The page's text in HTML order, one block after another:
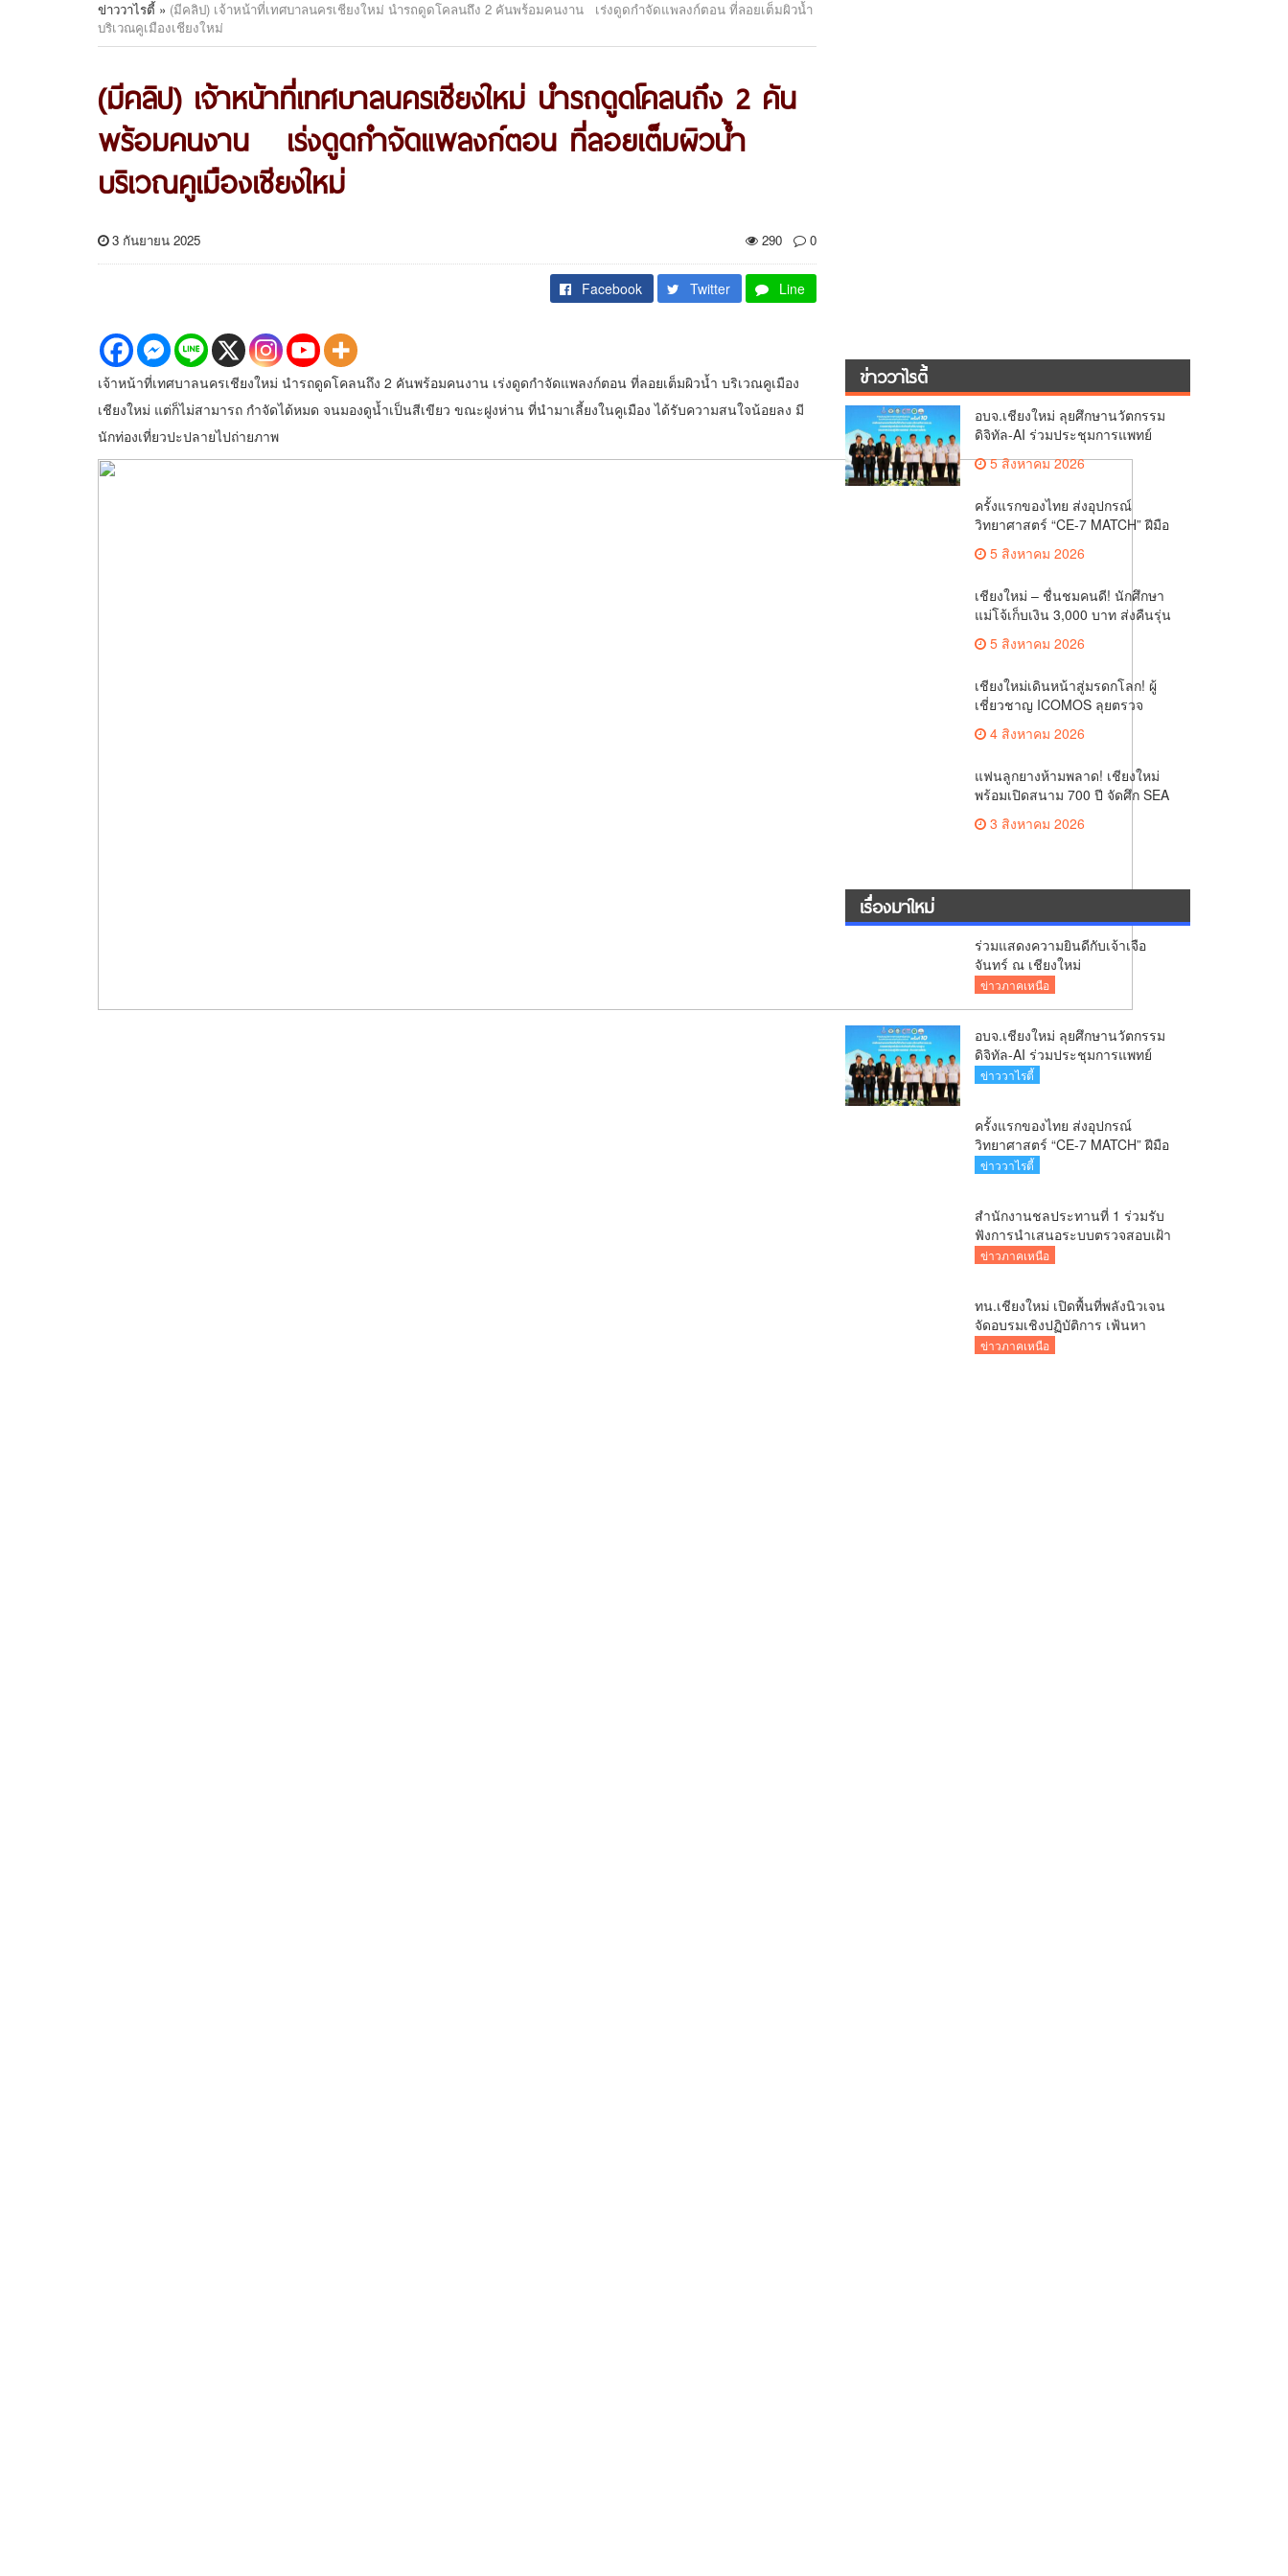
ข่าววาไรตี้ » (มีคลิป) เจ้าหน้าที่เทศบาลนครเชียงใหม่ นำรถดูดโคลนถึง 2 คันพร้อมคนงาน เร่งดูดกำจัดแพลงก์ตอน ที่ลอยเต็มผิวน้ำ
บริเวณคูเมืองเชียงใหม่
(มีคลิป) เจ้าหน้าที่เทศบาลนครเชียงใหม่ นำรถดูดโคลนถึง 2 คัน
พร้อมคนงาน เร่งดูดกำจัดแพลงก์ตอน ที่ลอยเต็มผิวน้ำ
บริเวณคูเมืองเชียงใหม่
3 กันยายน 2025 290 0
Facebook Twitter Line
เจ้าหน้าที่เทศบาลนครเชียงใหม่ นำรถดูดโคลนถึง 2 คันพร้อมคนงาน เร่งดูดกำจัดแพลงก์ตอน ที่ลอยเต็มผิวน้ำ บริเวณคูเมือง
เชียงใหม่ แต่ก็ไม่สามารถ กำจัดได้หมด จนมองดูน้ำเป็นสีเขียว ขณะฝูงห่าน ที่นำมาเลี้ยงในคูเมือง ได้รับความสนใจน้อยลง มี
นักท่องเที่ยวปะปลายไปถ่ายภาพ
ข่าววาไรตี้
อบจ.เชียงใหม่ ลุยศึกษานวัตกรรม
ดิจิทัล-AI ร่วมประชุมการแพทย์
ฉุกเฉินท้องถิ่นระดับชาติ ครั้งที่ 10
ยกระดับศูนย์เอราวัณสู่มาตรฐาน
สากล
5 สิงหาคม 2026
ครั้งแรกของไทย ส่งอุปกรณ์
วิทยาศาสตร์ “CE-7 MATCH” ฝีมือ
คนไทย ร่วมภารกิจสำรวจดวง
จันทร์ 24 สิงหาคมนี้
5 สิงหาคม 2026
เชียงใหม่ – ชื่นชมคนดี! นักศึกษา
แม่โจ้เก็บเงิน 3,000 บาท ส่งคืนรุ่น
พี่ คณบดีฯ มอบเกียรติบัตรเชิดชู
“ลูกแม่โจ้เลิศน้ำใจ”
5 สิงหาคม 2026
เชียงใหม่เดินหน้าสู่มรดกโลก! ผู้
เชี่ยวชาญ ICOMOS ลุยตรวจ
ประเมิน 8 แหล่งวัฒนธรรมล้านนา
ชูจุดเด่นเมืองประวัติศาสตร์ที่มีชีวิต
4 สิงหาคม 2026
แฟนลูกยางห้ามพลาด! เชียงใหม่
พร้อมเปิดสนาม 700 ปี จัดศึก SEA
V CUP 2026 ไทย ดวล เวียดนาม-
ปินส์-อินโด ยิงสดช่อง one31
3 สิงหาคม 2026
เรื่องมาใหม่
ร่วมแสดงความยินดีกับเจ้าเจือ
จันทร์ ณ เชียงใหม่
ข่าวภาคเหนือ
อบจ.เชียงใหม่ ลุยศึกษานวัตกรรม
ดิจิทัล-AI ร่วมประชุมการแพทย์
ฉุกเฉินท้องถิ่นระดับชาติ ครั้งที่ 10
สากล
ข่าววาไรตี้
ครั้งแรกของไทย ส่งอุปกรณ์
วิทยาศาสตร์ “CE-7 MATCH” ฝีมือ
คนไทย ร่วมภารกิจสำรวจดวง
ข่าววาไรตี้
สำนักงานชลประทานที่ 1 ร่วมรับ
ฟังการนำเสนอระบบตรวจสอบเฝ้า
ระวังโครงสร้างพื้นฐานด้าน
ข่าวภาคเหนือ
ทน.เชียงใหม่ เปิดพื้นที่พลังนิวเจน
จัดอบรมเชิงปฏิบัติการ เฟ้นหา
“สภาเด็กและเยาวชน” ปี 2569 มุ่ง
ข่าวภาคเหนือ